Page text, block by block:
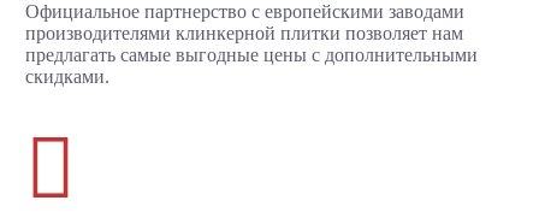
Официальное партнерство с европейскими заводами
производителями клинкерной плитки позволяет нам
предлагать самые выгодные цены с дополнительными
скидками.
